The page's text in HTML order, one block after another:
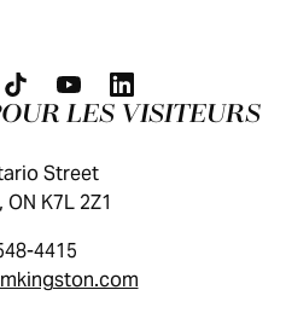
VISITEURS
LES VISITEURS
Street
K7L 2Z1
4415